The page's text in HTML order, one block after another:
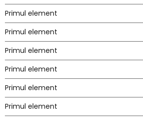
Primul element
Primul element
Primul element
Primul element
Primul element
Primul element